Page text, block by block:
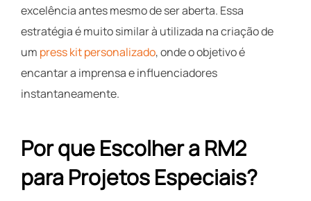
excelência antes mesmo de ser aberta. Essa
estratégia é muito similar à utilizada na criação de
um press kit personalizado, onde o objetivo é
encantar a imprensa e influenciadores
instantaneamente.
Por que Escolher a RM2
para Projetos Especiais?